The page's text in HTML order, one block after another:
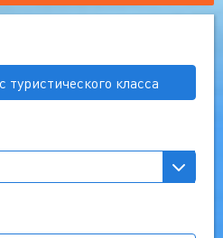
туристического класса